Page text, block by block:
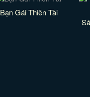
Bạn Gái Thiên Tài